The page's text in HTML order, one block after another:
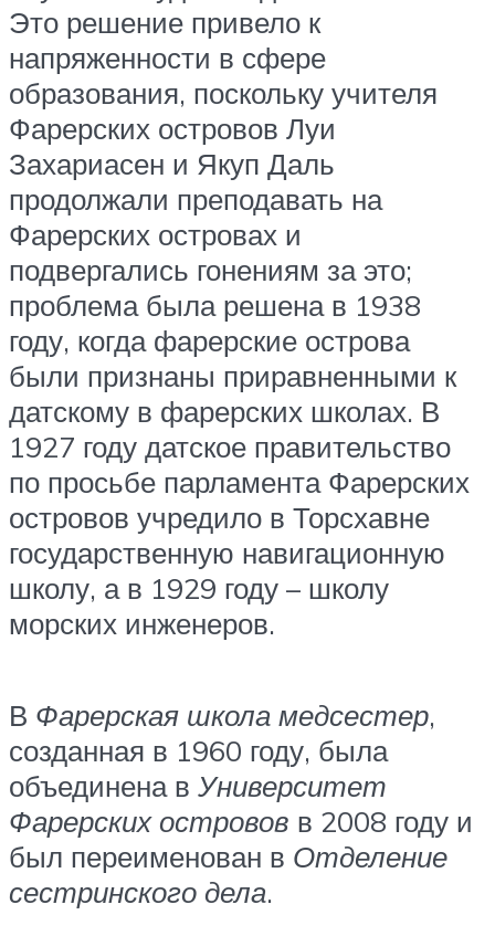
Это решение привело к
напряженности в сфере
образования, поскольку учителя
Фарерских островов Луи
Захариасен и Якуп Даль
продолжали преподавать на
Фарерских островах и
подвергались гонениям за это;
проблема была решена в 1938
году, когда фарерские острова
были признаны приравненными к
датскому в фарерских школах. В
1927 году датское правительство
по просьбе парламента Фарерских
островов учредило в Торсхавне
государственную навигационную
школу, а в 1929 году – школу
морских инженеров.
В Фарерская школа медсестер,
созданная в 1960 году, была
объединена в Университет
Фарерских островов в 2008 году и
был переименован в Отделение
сестринского дела.